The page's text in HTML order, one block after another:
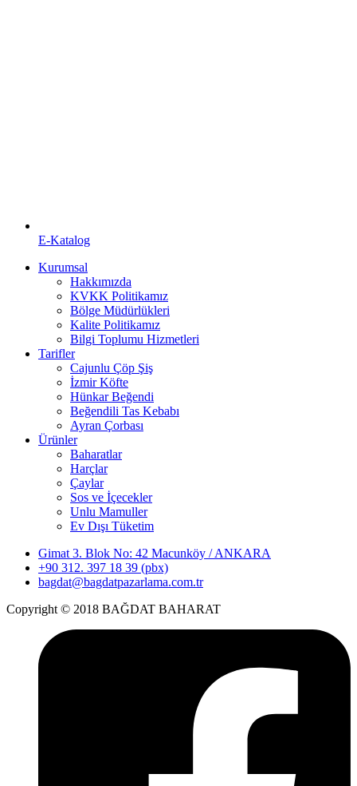
E-Katalog
Kurumsal
Hakkımızda
KVKK Politikamız
Bölge Müdürlükleri
Kalite Politikamız
Bilgi Toplumu Hizmetleri
Tarifler
Cajunlu Çöp Şiş
İzmir Köfte
Hünkar Beğendi
Beğendili Tas Kebabı
Ayran Çorbası
Ürünler
Baharatlar
Harçlar
Çaylar
Sos ve İçecekler
Unlu Mamuller
Ev Dışı Tüketim
Gimat 3. Blok No: 42 Macunköy / ANKARA
+90 312. 397 18 39 (pbx)
bagdat@bagdatpazarlama.com.tr
Copyright © 2018 BAĞDAT BAHARAT